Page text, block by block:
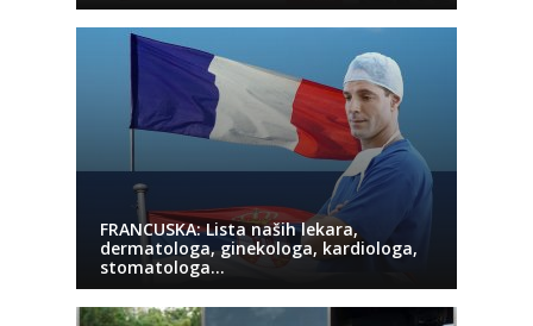
FRANCUSKA: Lista naših lekara,
dermatologa, ginekologa, kardiologa,
stomatologa…